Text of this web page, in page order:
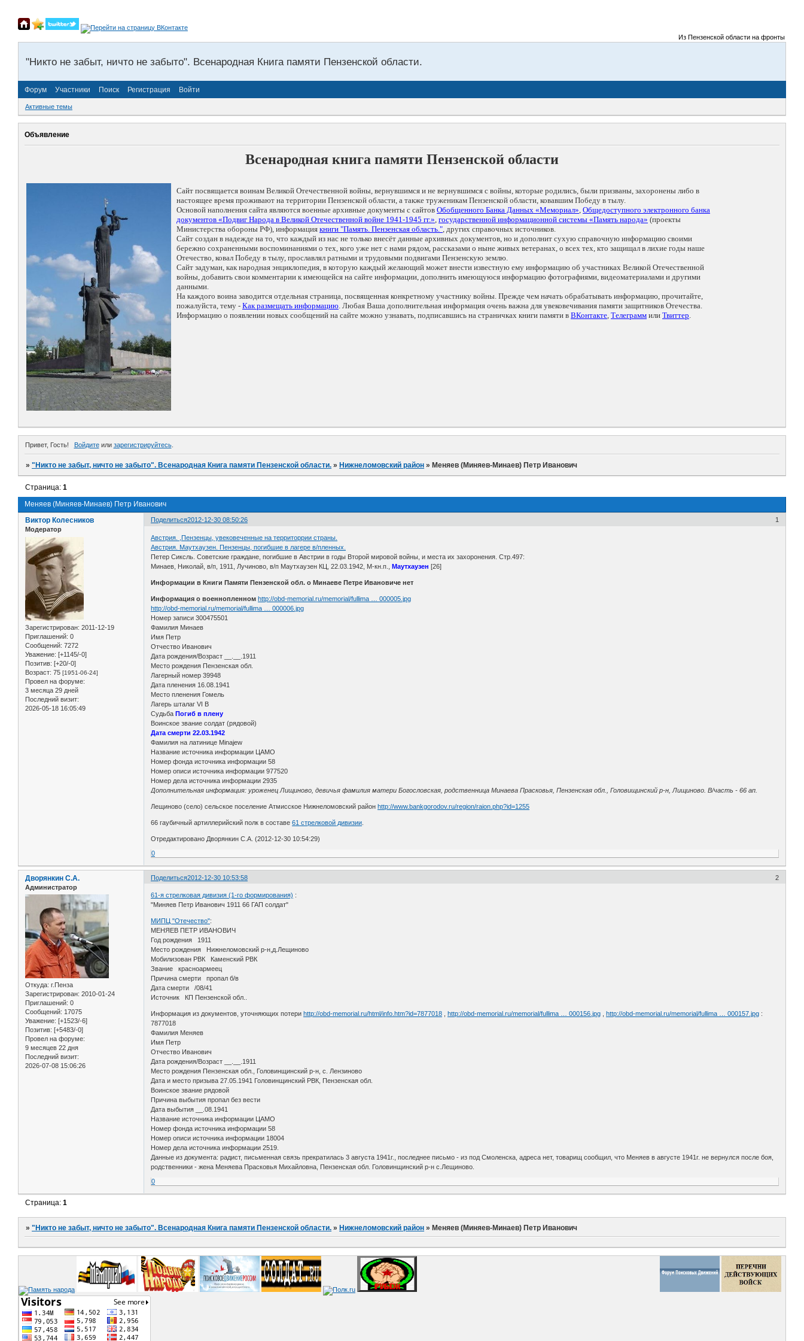
Из Пензенской области на фронты
"Никто не забыт, ничто не забыто". Всенародная Книга памяти Пензенской области.
Форум Участники Поиск Регистрация Войти
Активные темы
Объявление
Всенародная книга памяти Пензенской области
Сайт посвящается воинам Великой Отечественной войны, вернувшимся и не вернувшимся с войны, которые родились, были призваны, захоронены либо в
настоящее время проживают на территории Пензенской области, а также труженикам Пензенской области, ковавшим Победу в тылу.
Основой наполнения сайта являются военные архивные документы с сайтов Обобщенного Банка Данных «Мемориал», Общедоступного электронного банка
документов «Подвиг Народа в Великой Отечественной войне 1941-1945 гг.», государственной информационной системы «Память народа» (проекты
Министерства обороны РФ), информация книги "Память. Пензенская область.", других справочных источников.
Сайт создан в надежде на то, что каждый из нас не только внесёт данные архивных документов, но и дополнит сухую справочную информацию своими
бережно сохраненными воспоминаниями о тех, кого уже нет с нами рядом, рассказами о ныне живых ветеранах, о всех тех, кто защищал в лихие годы наше
Отечество, ковал Победу в тылу, прославлял ратными и трудовыми подвигами Пензенскую землю.
Сайт задуман, как народная энциклопедия, в которую каждый желающий может внести известную ему информацию об участниках Великой Отечественной
войны, добавить свои комментарии к имеющейся на сайте информации, дополнить имеющуюся информацию фотографиями, видеоматериалами и другими
данными.
На каждого воина заводится отдельная страница, посвященная конкретному участнику войны. Прежде чем начать обрабатывать информацию, прочитайте,
пожалуйста, тему - Как размещать информацию. Любая Ваша дополнительная информация очень важна для увековечивания памяти защитников Отечества.
Информацию о появлении новых сообщений на сайте можно узнавать, подписавшись на страничках книги памяти в ВКонтакте, Телеграмм или Твиттер.
Привет, Гость! Войдитеили зарегистрируйтесь.
»"Никто не забыт, ничто не забыто". Всенародная Книга памяти Пензенской области. » Нижнеломовский район » Меняев (Миняев-Минаев) Петр Иванович
Меняев (Миняев-Минаев) Петр Иванович
Страница:1
Поделиться 1
2012-12-30 08:50:26
Виктор Колесников
Модератор
Зарегистрирован: 2011-12-19
Приглашений: 0
Сообщений: 7272
Уважение: [+1145/-0]
Позитив: [+20/-0]
Возраст: 75 [1951-06-24]
Провел на форуме:
3 месяца 29 дней
Последний визит:
2026-05-18 16:05:49
Австрия. ,Пензенцы, увековеченные на территоррии страны.
Австрия. Маутхаузен. Пензенцы, погибшие в лагере в/пленных.
Петер Сиксль. Советские граждане, погибшие в Австрии в годы Второй мировой войны, и места их захоронения. Стр.497:
Минаев, Николай, в/п, 1911, Лучиново, в/п Маутхаузен КЦ, 22.03.1942, М-кн.п.,Маутхаузен [26]
Информации в Книги Памяти Пензенской обл. о Минаеве Петре Ивановиче нет
Информация о военнопленном http://obd-memorial.ru/memorial/fullima … 000005.jpg
http://obd-memorial.ru/memorial/fullima … 000006.jpg
Номер записи 300475501
Фамилия Минаев
Имя Петр
Отчество Иванович
Дата рождения/Возраст __.__.1911
Место рождения Пензенская обл.
Лагерный номер 39948
Дата пленения 16.08.1941
Место пленения Гомель
Лагерь шталаг VI B
СудьбаПогиб в плену
Воинское звание солдат (рядовой)
Дата смерти 22.03.1942
Фамилия на латинице Minajew
Название источника информации ЦАМО
Номер фонда источника информации 58
Номер описи источника информации 977520
Номер дела источника информации 2935
Дополнительная информация: уроженец Лищиново, девичья фамилия матери Богословская, родственница Минаева Прасковья, Пензенская обл., Головищинский р-н, Лищиново. В/часть - 66 ап.
Лещиново (село) сельское поселение Атмисское Нижнеломовский районhttp://www.bankgorodov.ru/region/raion.php?id=1255
66 гаубичный артиллерийский полк в составе61 стрелковой дивизии
Отредактировано Дворянкин С.А. (2012-12-30 10:54:29)
0
Поделиться 2
2012-12-30 10:53:58
Дворянкин С.А.
Администратор
Откуда: г.Пенза
Зарегистрирован: 2010-01-24
Приглашений: 0
Сообщений: 17075
Уважение: [+1523/-6]
Позитив: [+5483/-0]
Провел на форуме:
9 месяцев 22 дня
Последний визит:
2026-07-08 15:06:26
61-я стрелковая дивизия (1-го формирования) :
"Миняев Петр Иванович 1911 66 ГАП солдат"
МИПЦ "Отечество":
МЕНЯЕВ ПЕТР ИВАНОВИЧ
Год рождения 1911
Место рождения Нижнеломовский р-н,д.Лещиново
Мобилизован РВК Каменский РВК
Звание красноармеец
Причина смерти пропал б/в
Дата смерти /08/41
Источник КП Пензенской обл..
Информация из документов, уточняющих потери http://obd-memorial.ru/html/info.htm?id=7877018 http://obd-memorial.ru/memorial/fullima … 000156.jpg http://obd-memorial.ru/memorial/fullima … 000157.jpg :
7877018
Фамилия Меняев
Имя Петр
Отчество Иванович
Дата рождения/Возраст __.__.1911
Место рождения Пензенская обл., Головинщинский р-н, с. Лензиново
Дата и место призыва 27.05.1941 Головинщинский РВК, Пензенская обл.
Воинское звание рядовой
Причина выбытия пропал без вести
Дата выбытия __.08.1941
Название источника информации ЦАМО
Номер фонда источника информации 58
Номер описи источника информации 18004
Номер дела источника информации 2519.
Данные из документа: радист, письменная связь прекратилась 3 августа 1941г., последнее письмо - из под Смоленска, адреса нет, товарищ сообщил, что Меняев в августе 1941г. не вернулся после боя,
родственники - жена Меняева Прасковья Михайловна, Пензенская обл. Головинщинский р-н с.Лещиново.
0
Страница:1
»"Никто не забыт, ничто не забыто". Всенародная Книга памяти Пензенской области. »Нижнеломовский район »Меняев (Миняев-Минаев) Петр Иванович